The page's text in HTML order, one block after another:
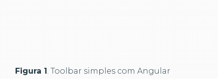
Figura 1. Toolbar simples com Angular